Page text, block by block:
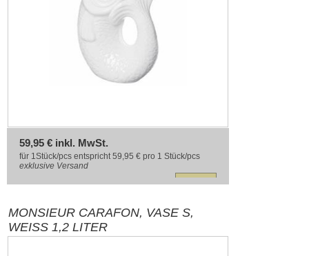
59,95 € inkl. MwSt.
für 1Stück/pcs entspricht 59,95 € pro 1 Stück/pcs
exklusive Versand
MONSIEUR CARAFON, VASE S,
WEISS 1,2 LITER